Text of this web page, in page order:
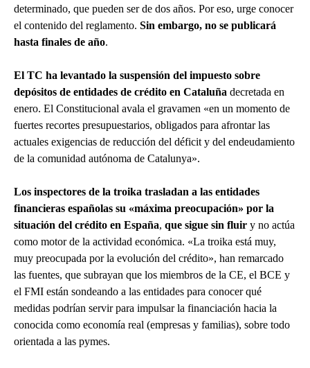
determinado, que pueden ser de dos años. Por eso, urge conocer
el contenido del reglamento. Sin embargo, no se publicará
hasta finales de año.
El TC ha levantado la suspensión del impuesto sobre
depósitos de entidades de crédito en Cataluña decretada en
enero. El Constitucional avala el gravamen «en un momento de
fuertes recortes presupuestarios, obligados para afrontar las
actuales exigencias de reducción del déficit y del endeudamiento
de la comunidad autónoma de Catalunya».
Los inspectores de la troika trasladan a las entidades
financieras españolas su «máxima preocupación» por la
situación del crédito en España, que sigue sin fluir y no actúa
como motor de la actividad económica. «La troika está muy,
muy preocupada por la evolución del crédito», han remarcado
las fuentes, que subrayan que los miembros de la CE, el BCE y
el FMI están sondeando a las entidades para conocer qué
medidas podrían servir para impulsar la financiación hacia la
conocida como economía real (empresas y familias), sobre todo
orientada a las pymes.